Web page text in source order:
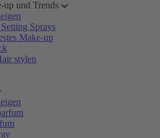
up und Trends
Sprays
Make-up
stylen